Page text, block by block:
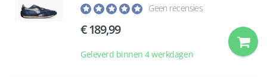
Geen recensies
189,99
Geleverd binnen 4 werkdagen